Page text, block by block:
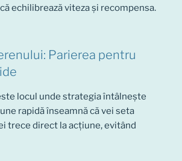
echilibrează viteza și recompensa.
Parierea pentru
locul unde strategia întâlnește
rapidă înseamnă că vei seta
trece direct la acțiune, evitând